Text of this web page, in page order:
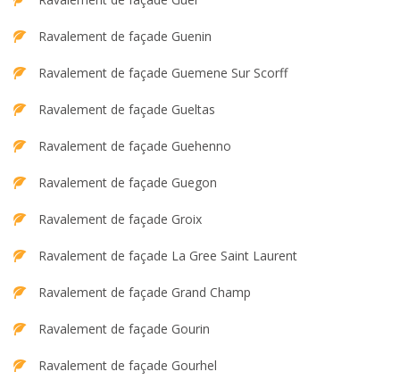
Ravalement de façade Guenin
Ravalement de façade Guemene Sur Scorff
Ravalement de façade Gueltas
Ravalement de façade Guehenno
Ravalement de façade Guegon
Ravalement de façade Groix
Ravalement de façade La Gree Saint Laurent
Ravalement de façade Grand Champ
Ravalement de façade Gourin
Ravalement de façade Gourhel